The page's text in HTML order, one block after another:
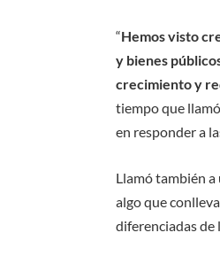
“Hemos visto
y bienes
crecimiento y
tiempo que
en responder a
Llamó también
algo que
diferenciadas de